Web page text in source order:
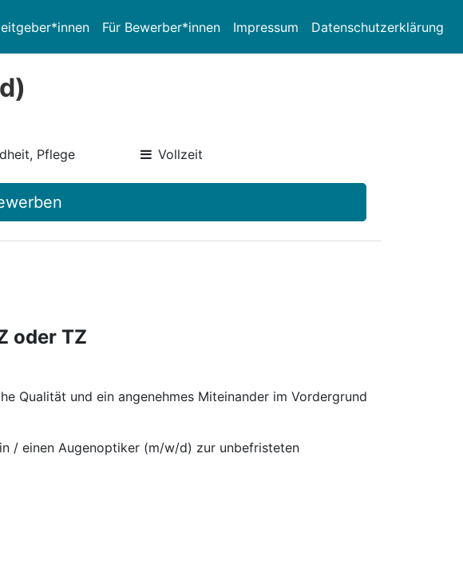
Für Bewerber*innen Impressum Datenschutzerklärung
Pflege Vollzeit
oder TZ
Qualität und ein angenehmes Miteinander im Vordergrund
/ einen Augenoptiker (m/w/d) zur unbefristeten